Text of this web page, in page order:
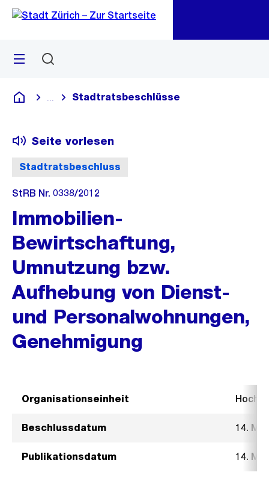
Navigation
Sprunglink
Menü
Deutsch
Blende alle Breadcrumbs ein
Stadtratsbeschlüsse
Stadtratsbeschluss
Seite vorlesen
StRB Nr. 0338/2012
Immobilien-
Bewirtschaftung,
Umnutzung bzw.
Aufhebung von Dienst-
und Personalwohnungen,
Genehmigung
Organisationseinheit
Beschlussdatum 14.
Publikationsdatum 14.